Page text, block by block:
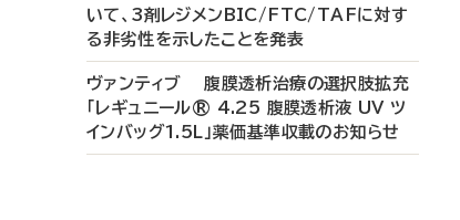
いて、3剤レジメンBIC/FTC/TAFに対す
る非劣性を示したことを発表
ヴァンティブ 腹膜透析治療の選択肢拡充
「レギュニール® 4.25 腹膜透析液 UV ツ
インバッグ1.5L」薬価基準収載のお知らせ